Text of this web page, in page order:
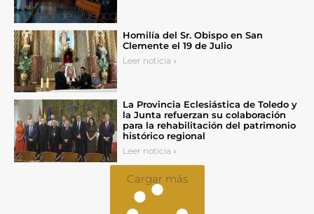
Homilía del Sr. Obispo en San
Clemente el 19 de Julio
Leer noticia »
La Provincia Eclesiástica de Toledo y
la Junta refuerzan su colaboración
para la rehabilitación del patrimonio
histórico regional
Leer noticia »
Cargar más